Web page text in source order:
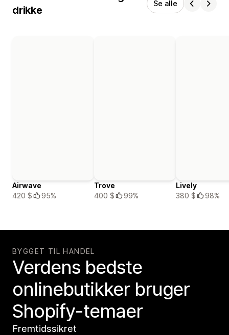
drikke
Se alle
Airwave
420 $
95%
Trove
400 $
99%
Lively
380 $
98%
BYGGET TIL HANDEL
Verdens bedste
onlinebutikker bruger
Shopify-temaer
Fremtidssikret